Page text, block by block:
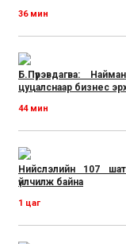
36 мин
Б.Пүрэвдагва:
цуцалснаар бизнес
44 мин
Нийслэлийн 107
үйлчилж байна
1 цаг